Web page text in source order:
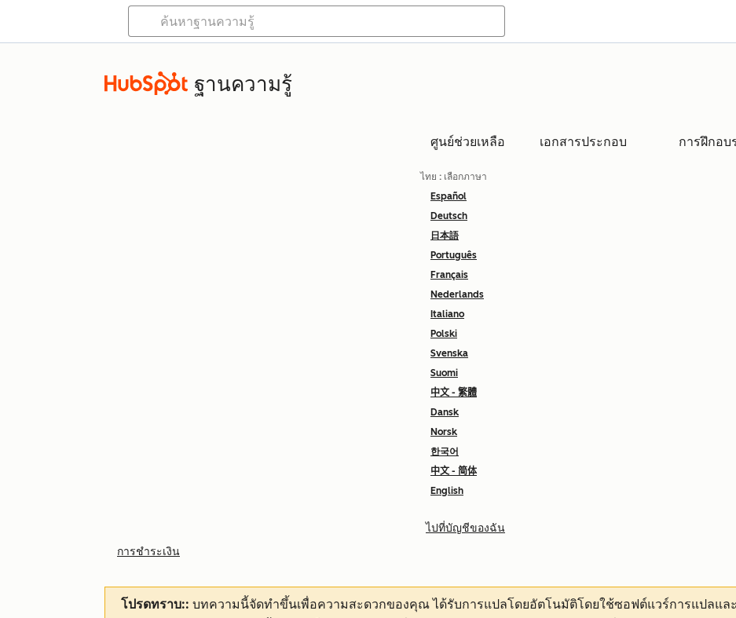
ฐานความรู้
ศูนย์ช่วยเหลือ เอกสารประกอบ การฝึกอบ
ไทย : เลือกภาษา
Español
Deutsch
日本語
Português
Français
Nederlands
Italiano
Polski
Svenska
Suomi
中文 - 繁體
Dansk
Norsk
한국어
中文 - 简体
English
ไปที่บัญชีของฉัน
การชำระเงิน
โปรดทราบ:: บทความนี้จัดทำขึ้นเพื่อความสะดวกของคุณได้รับการแปลโดยอัตโนมัติโดยใช้ซอฟต์แวร์การแปลแล